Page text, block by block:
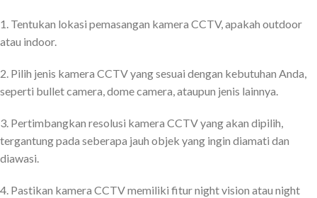
1. Tentukan lokasi pemasangan kamera CCTV, apakah outdoor
atau indoor.
2. Pilih jenis kamera CCTV yang sesuai dengan kebutuhan Anda,
seperti bullet camera, dome camera, ataupun jenis lainnya.
3. Pertimbangkan resolusi kamera CCTV yang akan dipilih,
tergantung pada seberapa jauh objek yang ingin diamati dan
diawasi.
4. Pastikan kamera CCTV memiliki fitur night vision atau night